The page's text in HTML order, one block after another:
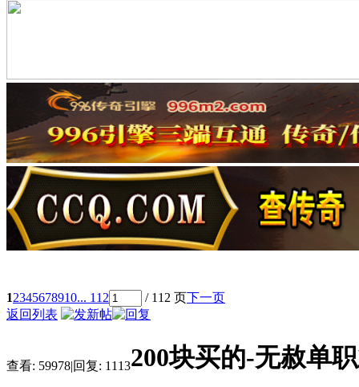
12345678910... 112 / 112 页下一页
返回列表
查看: 59978|回复: 1113200块买的-无赦单